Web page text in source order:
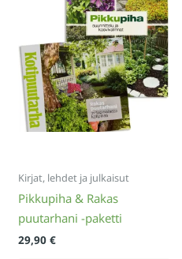
Kirjat, lehdet ja julkaisut
Pikkupiha & Rakas
puutarhani -paketti
29,90€